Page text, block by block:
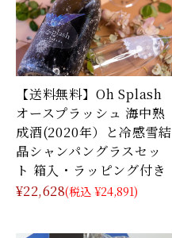
【送料無料】Oh Splash
オースプラッシュ 海中熟
成酒(2020年）と冷感雪結
晶シャンパングラスセッ
ト 箱入・ラッピング付き
¥22,628(税込 ¥24,891)